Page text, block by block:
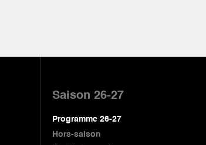
Saison 26-27
Programme 26-27
Hors-saison